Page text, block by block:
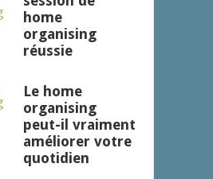
home
organising
réussie
Le home
organising
peut-il vraiment
améliorer votre
quotidien